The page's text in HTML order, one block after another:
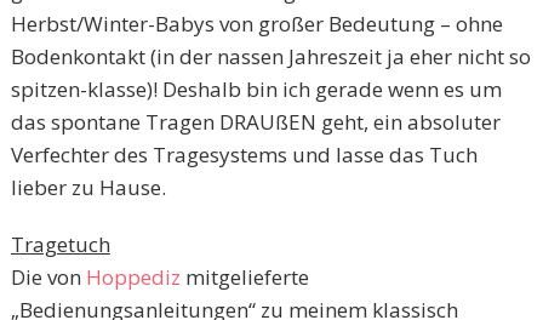
Herbst/Winter-Babys von großer Bedeutung – ohne
Bodenkontakt (in der nassen Jahreszeit ja eher nicht so
spitzen-klasse)! Deshalb bin ich gerade wenn es um
das spontane Tragen DRAUßEN geht, ein absoluter
Verfechter des Tragesystems und lasse das Tuch
lieber zu Hause.
Tragetuch
Die von Hoppediz mitgelieferte
„Bedienungsanleitungen“ zu meinem klassisch